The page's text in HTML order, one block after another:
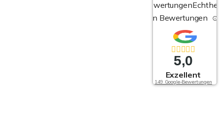
Bewertungen
von Bewertungen
5,0
Exzellent
149 Google-Bewertungen